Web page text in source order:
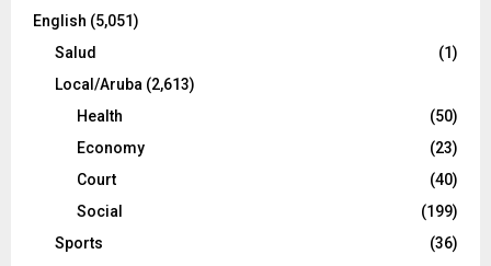
English (5,051)
Salud
(1)
Local/Aruba (2,613)
Health
(50)
Economy
(23)
Court
(40)
Social
(199)
Sports
(36)